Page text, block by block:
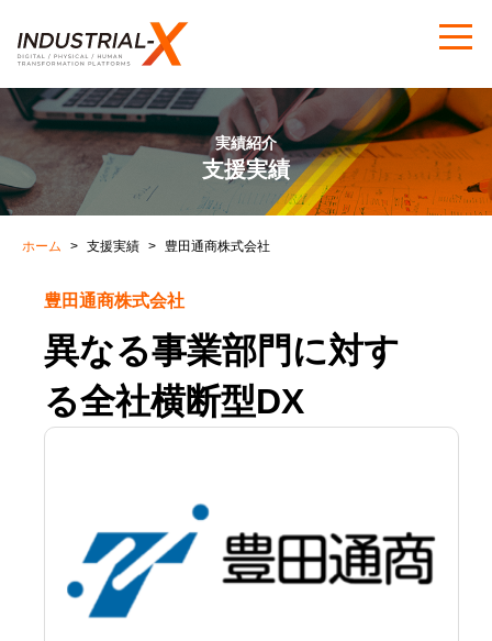
実績紹介
支援実績
ホーム 支援実績 豊田通商株式会社
豊田通商株式会社
異なる事業部門に対す
る全社横断型DX